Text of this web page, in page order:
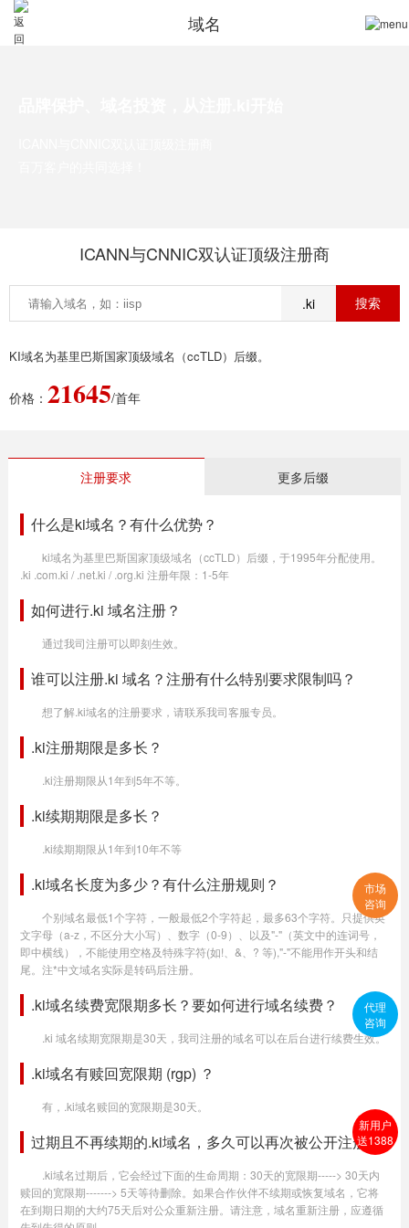
域名
ICANN与CNNIC双认证顶级注册商
.ki
KI域名为基里巴斯国家顶级域名（ccTLD）后缀。
价格： 21645/首年
注册要求 更多后缀
什么是ki域名？有什么优势？
ki域名为基里巴斯国家顶级域名（ccTLD）后缀，于1995年分配使用。
.ki .com.ki / .net.ki / .org.ki 注册年限：1-5年
如何进行.ki 域名注册？
通过我司注册可以即刻生效。
谁可以注册.ki 域名？注册有什么特别要求限制吗？
想了解.ki域名的注册要求，请联系我司客服专员。
.ki注册期限是多长？
.ki注册期限从1年到5年不等。
.ki续期期限是多长？
.ki续期期限从1年到10年不等
.ki域名长度为多少？有什么注册规则？
个别域名最低1个字符，一般最低2个字符起，最多63个字符。只提供英
文字母（a-z，不区分大小写）、数字（0-9）、以及"-"（英文中的连词号，
即中横线），不能使用空格及特殊字符(如!、&、? 等),"-"不能用作开头和结
尾。注*中文域名实际是转码后注册。
.ki域名续费宽限期多长？要如何进行域名续费？
.ki 域名续期宽限期是30天，我司注册的域名可以在后台进行续费生效。
.ki域名有赎回宽限期 (rgp) ？
有，.ki域名赎回的宽限期是30天。
过期且不再续期的.ki域名，多久可以再次被公开注册？
.ki域名过期后，它会经过下面的生命周期：30天的宽限期-----> 30天内
赎回的宽限期-------> 5天等待删除。如果合作伙伴不续期或恢复域名，它将
在到期日期的大约75天后对公众重新注册。请注意，域名重新注册，应遵循
市场
咨询
代理
咨询
新用户
送1388